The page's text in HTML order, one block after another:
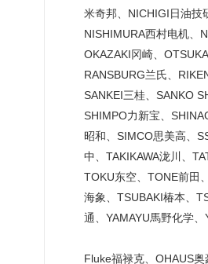
米奇邦、NICHIGI日油技
NISHIMURA西村电机、
OKAZAKI冈崎、
RANSBURG兰氏、
SANKEI三桂、SANKO
SHIMPO力新宝、
昭和、SIMCO思美高、
中、TAKIKAWA泷川、
TOKU东空、TONE前田
海象、TSUBAKI椿本、
通、YAMAYU馬野化学
Fluke福禄克、OHAUS